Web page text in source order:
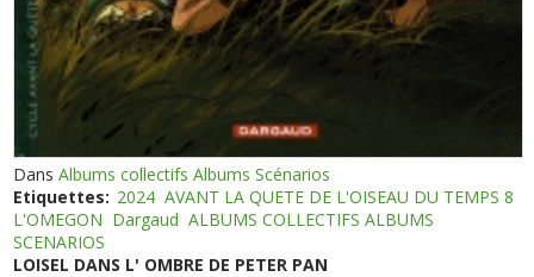
DansAlbums collectifs Albums Scénarios
Etiquettes: 2024 AVANT LA QUETE DE L'OISEAU DU TEMPS 8
L'OMEGON Dargaud ALBUMS COLLECTIFS ALBUMS
SCENARIOS
LOISEL DANS L' OMBRE DE PETER PAN